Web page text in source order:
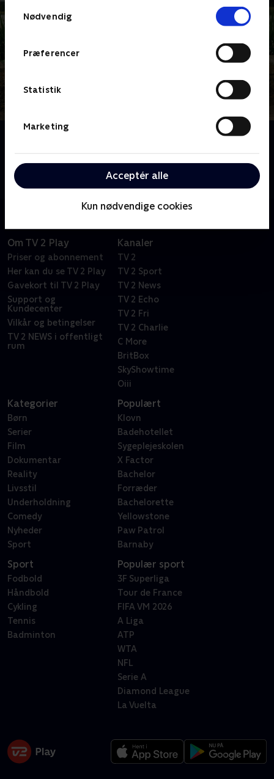
Nødvendig
Præferencer
Statistik
Marketing
Acceptér alle
Kun nødvendige cookies
Fire singlefyre får en unik mulighed for at date en
flok bypiger i håbet om at finde den eneste ene.
Om TV 2 Play
Priser og abonnement
Her kan du se TV 2 Play
Gavekort til TV 2 Play
Support og
Kundecenter
Vilkår og betingelser
TV 2 NEWS i offentligt
rum
Kanaler
TV 2
TV 2 Sport
TV 2 News
TV 2 Echo
TV 2 Fri
TV 2 Charlie
C More
BritBox
SkyShowtime
Oiii
Kategorier
Børn
Serier
Film
Dokumentar
Reality
Livsstil
Underholdning
Comedy
Nyheder
Sport
Populært
Klovn
Badehotellet
Sygeplejeskolen
X Factor
Bachelor
Forræder
Bachelorette
Yellowstone
Paw Patrol
Barnaby
Sport
Fodbold
Håndbold
Cykling
Tennis
Badminton
Populær sport
3F Superliga
Tour de France
FIFA VM 2026
A Liga
ATP
WTA
NFL
Serie A
Diamond League
La Vuelta